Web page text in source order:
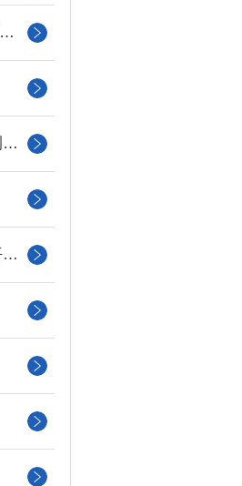
太阳能光伏接线盒测试仪
动平衡测试|动平衡测量仪
数字选频电平表|电平振荡器